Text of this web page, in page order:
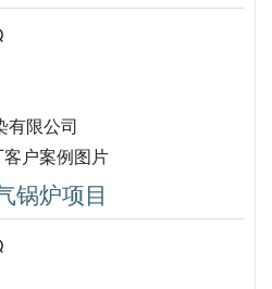
有限公司
锅炉项目